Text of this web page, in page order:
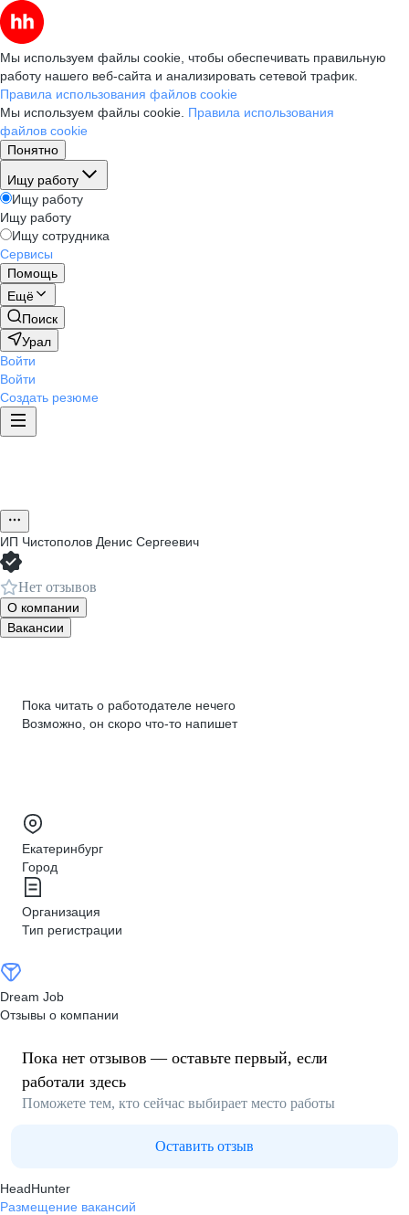
Мы используем файлы cookie, чтобы обеспечивать правильную
работу нашего веб-сайта и анализировать сетевой трафик.
Правила использования файлов cookie
Мы используем файлы cookie. Правила использования
файлов cookie
Понятно
Ищу работу
Ищу работу
Ищу работу
Ищу сотрудника
Сервисы
Помощь
Ещё
Поиск
Урал
Войти
Войти
Создать резюме
ИП Чистополов Денис Сергеевич
Нет отзывов
О компании
Вакансии
Пока читать о работодателе нечего
Возможно, он скоро что‑то напишет
Екатеринбург
Город
Организация
Тип регистрации
Dream Job
Отзывы о компании
Пока нет отзывов — оставьте первый, если
работали здесь
Поможете тем, кто сейчас выбирает место работы
Оставить отзыв
HeadHunter
Размещение вакансий